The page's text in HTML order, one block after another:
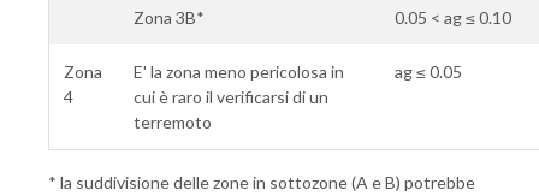
Zona 3B* 0.05 < ag ≤ 0.10
Zona
4
E' la zona meno pericolosa in
cui è raro il verificarsi di un
terremoto
ag ≤ 0.05
* la suddivisione delle zone in sottozone (A e B) potrebbe